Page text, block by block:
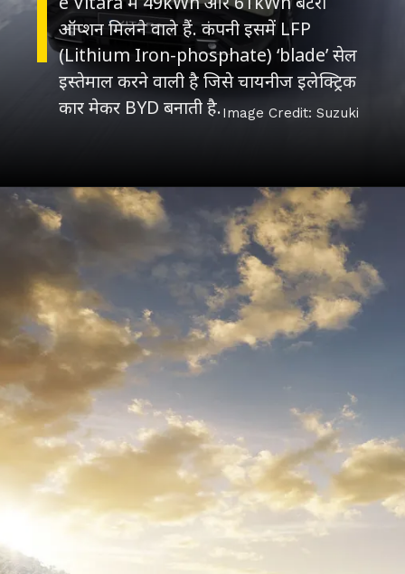
ऑप्शन मिलने वाले हैं. कंपनी इसमें LFP
(Lithium Iron-phosphate) ‘blade’ सेल
इस्तेमाल करने वाली है जिसे चायनीज इलेक्ट्रिक
कार मेकर BYD बनाती है.Image Credit: Suzuki